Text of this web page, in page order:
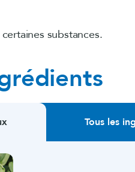
substances.
Tous les